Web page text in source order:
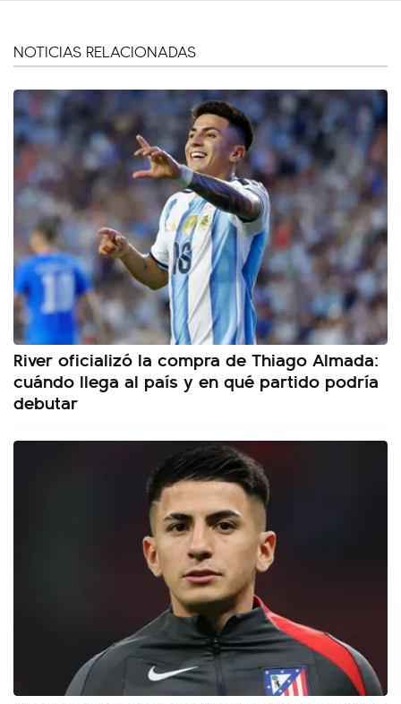
NOTICIAS RELACIONADAS
River oficializó la compra de Thiago Almada:
cuándo llega al país y en qué partido podría
debutar